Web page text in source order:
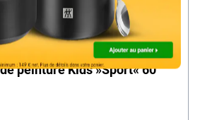
peinture Kids »Sport« 60